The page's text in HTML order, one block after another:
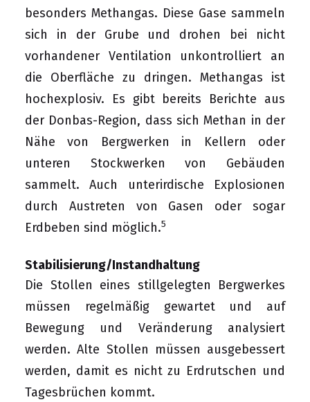
besonders Methangas. Diese Gase sammeln
sich in der Grube und drohen bei nicht
vorhandener Ventilation unkontrolliert an
die Oberfläche zu dringen. Methangas ist
hochexplosiv. Es gibt bereits Berichte aus
der Donbas-Region, dass sich Methan in der
Nähe von Bergwerken in Kellern oder
unteren Stockwerken von Gebäuden
sammelt. Auch unterirdische Explosionen
durch Austreten von Gasen oder sogar
Erdbeben sind möglich.5
Stabilisierung/Instandhaltung
Die Stollen eines stillgelegten Bergwerkes
müssen regelmäßig gewartet und auf
Bewegung und Veränderung analysiert
werden. Alte Stollen müssen ausgebessert
werden, damit es nicht zu Erdrutschen und
Tagesbrüchen kommt.